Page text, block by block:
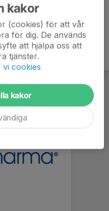
kakor
(cookies) för att vår
för dig. De används
att hjälpa oss att
tjänster.
vi cookies
kakor